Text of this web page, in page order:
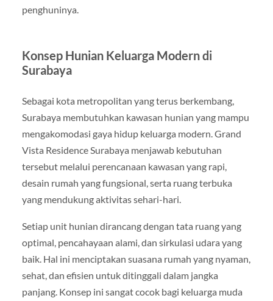
penghuninya.
Konsep Hunian Keluarga Modern di
Surabaya
Sebagai kota metropolitan yang terus berkembang,
Surabaya membutuhkan kawasan hunian yang mampu
mengakomodasi gaya hidup keluarga modern. Grand
Vista Residence Surabaya menjawab kebutuhan
tersebut melalui perencanaan kawasan yang rapi,
desain rumah yang fungsional, serta ruang terbuka
yang mendukung aktivitas sehari-hari.
Setiap unit hunian dirancang dengan tata ruang yang
optimal, pencahayaan alami, dan sirkulasi udara yang
baik. Hal ini menciptakan suasana rumah yang nyaman,
sehat, dan efisien untuk ditinggali dalam jangka
panjang. Konsep ini sangat cocok bagi keluarga muda